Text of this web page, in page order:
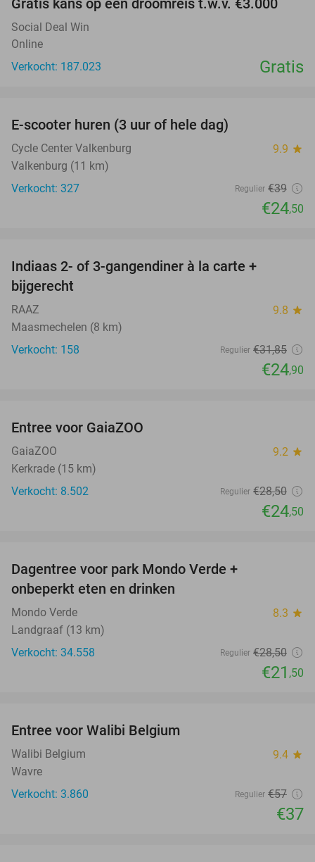
Social Deal Win
Online
Verkocht: 187.023
Gratis
E-scooter huren (3 uur of hele dag)
Cycle Center Valkenburg 9.9 star
Valkenburg (11 km)
Verkocht: 327
Regulier €39
€24,50
Indiaas 2- of 3-gangendiner à la carte +
bijgerecht
RAAZ 9.8 star
Maasmechelen (8 km)
Verkocht: 158
Regulier €31,85
€24,90
Entree voor GaiaZOO
GaiaZOO 9.2 star
Kerkrade (15 km)
Verkocht: 8.502
Regulier €28,50
€24,50
Dagentree voor park Mondo Verde +
onbeperkt eten en drinken
Mondo Verde 8.3 star
Landgraaf (13 km)
Verkocht: 34.558
Regulier €28,50
€21 ,50
Entree voor Walibi Belgium
Walibi Belgium 9.4 star
Wavre
Verkocht: 3.860
Regulier €57
€37